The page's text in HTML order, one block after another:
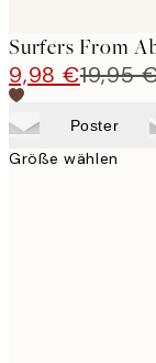
Surfers From
9,98 €19,95
Poster
Größe wählen